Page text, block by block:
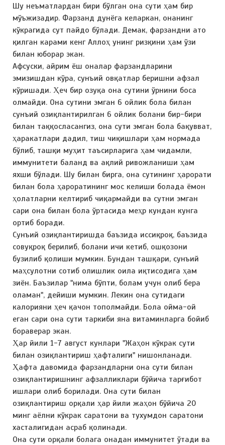
Шу неъматлардан бири бўлган она сути ҳам бир
мўъжизадир. Фарзанд дунёга келаркан, онанинг
кўкрагида сут пайдо бўлади. Демак, фарзандни ато
қилган карами кенг Аллоҳ унинг ризқини ҳам ўзи
билан юборар экан.
Афсуски, айрим ёш оналар фарзандларини
эмизишдан кўра, сунъий овқатлар беришни афзал
кўришади. Ҳеч бир озуқа она сутини ўрнини боса
олмайди. Она сутини эмган 6 ойлик бола билан
сунъий озиқлантирилган 6 ойлик болани бир-бири
билан таққосласангиз, она сути эмган бола бақувват,
ҳаракатлари дадил, тиш чиқишлари ҳам нормада
бўлиб, ташқи муҳит таъсирларига ҳам чидамли,
иммунитети баланд ва ақлий ривожланиши ҳам
яхши бўлади. Шу билан бирга, она сутининг ҳарорати
билан бола ҳароратининг мос келиши болада ёмон
ҳолатларни келтириб чиқармайди ва сутни эмган
сари она билан бола ўртасида меҳр кундан кунга
ортиб боради.
Сунъий озиқлантиришда баъзида иссиқроқ, баъзида
совуқроқ берилиб, болани ичи кетиб, ошқозони
бузилиб қолиши мумкин. Бундан ташқари, сунъий
маҳсулотни сотиб олишлик оила иқтисодига ҳам
зиён. Баъзилар "нима бўпти, болам учун олиб бера
оламан", дейиши мумкин. Лекин она сутидаги
калорияни ҳеч қачон тополмайди. Бола ойма-ой
еган сари она сути таркиби яна витаминларга бойиб
бораверар экан.
Ҳар йили 1-7 август кунлари "Жаҳон кўкрак сути
билан озиқлантириш ҳафталиги" нишонланади.
Ҳафта давомида фарзандларни она сути билан
озиқлантиришнинг афзалликлари бўйича тарғибот
ишлари олиб борилади. Она сути билан
озиқлантириш орқали ҳар йили жаҳон бўйича 20
минг аёлни кўкрак саратони ва тухумдон саратони
хасталигидан асраб қолинади.
Она сути орқали болага онадан иммунитет ўтади ва